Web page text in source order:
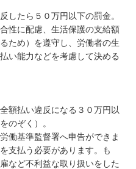
したら５０万円以下の罰金。
性に配慮、生活保護の支給額
ため）を遵守し、労働者の生
い能力などを考慮して決める
額払い違反になる３０万円以
のぞく）。
働基準監督署へ申告ができま
支払う必要があります。も
など不利益な取り扱いをした